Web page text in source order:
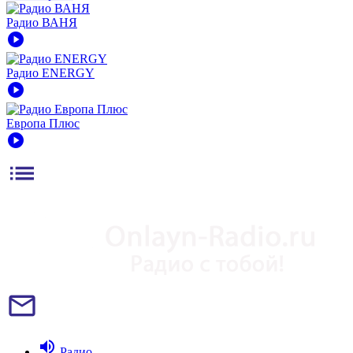
Радио ВАНЯ
play_circle
Радио ENERGY
play_circle
Европа Плюс
play_circle
list
mail_outline
volume_up